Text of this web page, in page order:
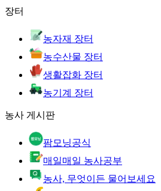
장터
농자재 장터
농수산물 장터
생활잡화 장터
농기계 장터
농사 게시판
팜모닝공식
매일매일 농사공부
농사, 무엇이든 물어보세요